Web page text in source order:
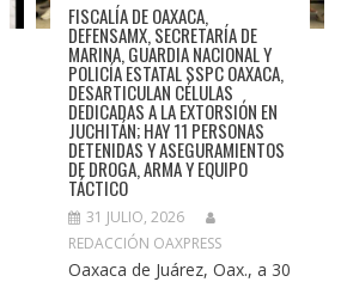
FISCALÍA DE OAXACA,
DEFENSAMX, SECRETARÍA DE
MARINA, GUARDIA NACIONAL Y
POLICÍA ESTATAL SSPC OAXACA,
DESARTICULAN CÉLULAS
DEDICADAS A LA EXTORSIÓN EN
JUCHITÁN; HAY 11 PERSONAS
DETENIDAS Y ASEGURAMIENTOS
DE DROGA, ARMA Y EQUIPO
TÁCTICO
31 JULIO, 2026
REDACCIÓN OAXPRESS
Oaxaca de Juárez, Oax., a 30